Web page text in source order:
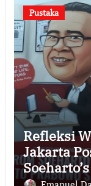
Pustaka
Refleksi
Jakarta